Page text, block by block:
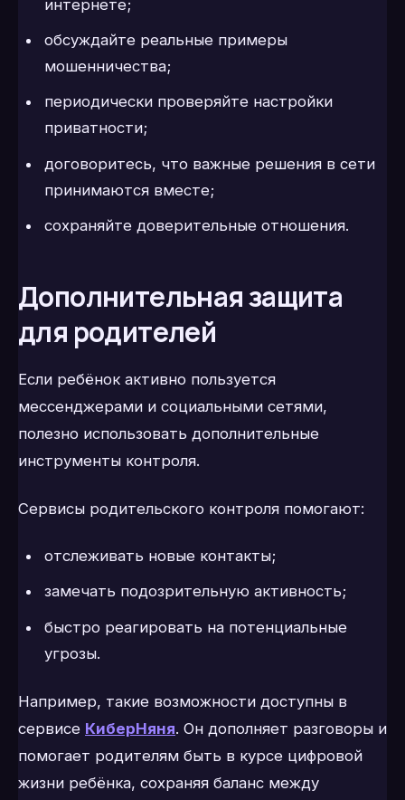
интернете;
обсуждайте реальные примеры
мошенничества;
периодически проверяйте настройки
приватности;
договоритесь, что важные решения в сети
принимаются вместе;
сохраняйте доверительные отношения.
Дополнительная защита
для родителей
Если ребёнок активно пользуется
мессенджерами и социальными сетями,
полезно использовать дополнительные
инструменты контроля.
Сервисы родительского контроля помогают:
отслеживать новые контакты;
замечать подозрительную активность;
быстро реагировать на потенциальные
угрозы.
Например, такие возможности доступны в
сервисе КиберНяня. Он дополняет разговоры и
помогает родителям быть в курсе цифровой
жизни ребёнка, сохраняя баланс между